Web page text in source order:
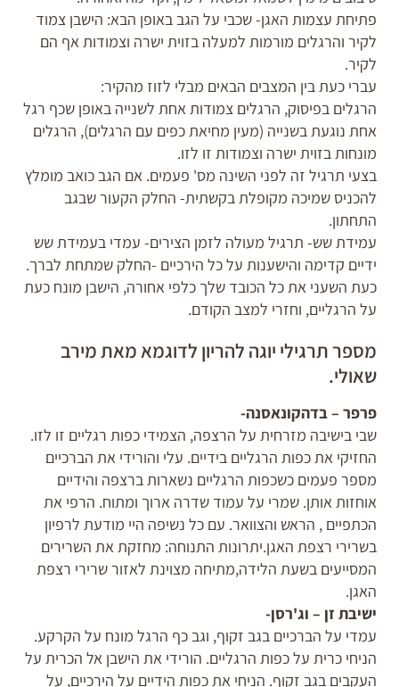
פתיחת עצמות האגן- שכבי על הגב באופן הבא: הישבן צמוד
לקיר והרגלים מורמות למעלה בזוית ישרה וצמודות אף הם
לקיר.
עברי כעת בין המצבים הבאים מבלי לזוז מהקיר:
הרגלים בפיסוק, הרגלים צמודות אחת לשנייה באופן שכף רגל
אחת נוגעת בשנייה (מעין מחיאת כפים עם הרגלים), הרגלים
מונחות בזוית ישרה וצמודות זו לזו.
בצעי תרגיל זה לפני השינה מס' פעמים. אם הגב כואב מומלץ
להכניס שמיכה מקופלת בקשתית- החלק הקעור שבגב
התחתון.
עמידת שש- תרגיל מעולה לזמן הצירים- עמדי בעמידת שש
ידיים קדימה והישענות על כל הירכיים -החלק שמתחת לברך.
כעת השעני את כל הכובד שלך כלפי אחורה, הישבן מונח כעת
על הרגליים, וחזרי למצב הקודם.
מספר תרגילי יוגה להריון לדוגמא מאת מירב
שאולי.
פרפר – בדהקונאסנה-
שבי בישיבה מזרחית על הרצפה, הצמידי כפות רגליים זו לזו.
החזיקי את כפות הרגליים בידיים. עלי והורידי את הברכיים
מספר פעמים כשכפות הרגליים נשארות ברצפה והידיים
אוחזות אותן. שמרי על עמוד שדרה ארוך ומתוח. הרפי את
הכתפיים , הראש והצוואר. עם כל נשיפה היי מודעת לרפיון
בשרירי רצפת האגן.יתרונות התנוחה: מחזקת את השרירים
המסייעים בשעת הלידה,מתיחה מצוינת לאזור שרירי רצפת
האגן.
ישיבת זן – וג'רסן-
עמדי על הברכיים בגב זקוף, וגב כף הרגל מונח על הקרקע.
הניחי כרית על כפות הרגליים. הורידי את הישבן אל הכרית על
העקבים בגב זקוף. הניחי את כפות הידיים על הירכיים, על